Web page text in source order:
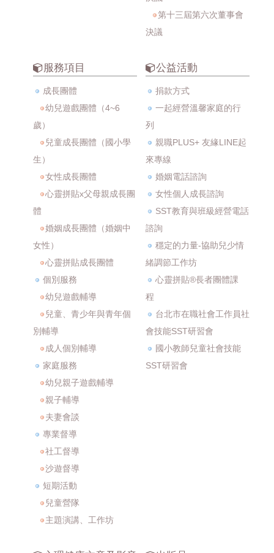
第十三屆第六次董事會
決議
服務項目
成長團體
幼兒遊戲團體（4~6
歲）
兒童成長團體（國小學
生）
女性成長團體
心靈拼貼x父母親成長團
體
婚姻成長團體（婚姻中
女性）
心靈拼貼成長團體
個別服務
幼兒遊戲輔導
兒童、青少年與青年個
別輔導
成人個別輔導
家庭服務
幼兒親子遊戲輔導
親子輔導
夫妻會談
專業督導
社工督導
沙遊督導
短期活動
兒童營隊
主題演講、工作坊
公益活動
捐款方式
一起經營溫馨家庭的行
列
親職PLUS+ 友緣LINE起
來專線
婚姻電話諮詢
女性個人成長諮詢
SST教育與班級經營電話
諮詢
穩定的力量-協助兒少情
緒調節工作坊
心靈拼貼®長者團體課
程
台北市在職社會工作員社
會技能SST研習會
國小教師兒童社會技能
SST研習會